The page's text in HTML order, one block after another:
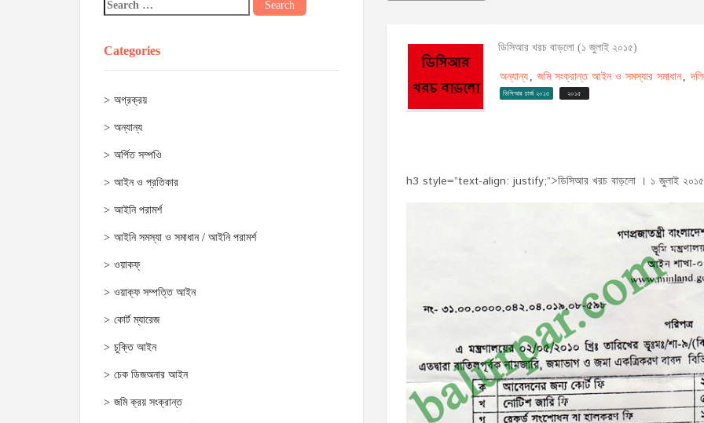
Categories
অগ্রক্রয়
অন্যান্য
অর্পিত সম্পওি
আইন ও প্রতিকার
আইনি পরামর্শ
আইনি সমস্যা ও সমাধান / আইনি পরামর্শ
ওয়াকফ্
ওয়াক্‌ফ সম্পত্তি আইন
কোর্ট ম্যারেজ
চুক্তি আইন
চেক ডিজঅনার আইন
জমি ক্রয় সংক্রান্ত
ডিসিআর খরচ বাড়লো (১ জুলাই ২০১৫)
অন্যান্য , জমি সংক্রান্ত আইন ও সমস্যার সমাধান,
ডিসিআর চার্জ ২০১৫ ২০১৫
h3 style=”text-align: justify;”>ডিসিআর খরচ বাড়লো । ১ জুলাই ২০১৫ খ্রি: